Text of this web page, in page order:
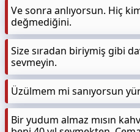
Ve sonra anlıyorsun. Hiç
değmediğini.
Size sıradan biriymiş gibi
sevmeyin.
Üzülmem mi sanıyorsun
Bir yudum almaz mısın